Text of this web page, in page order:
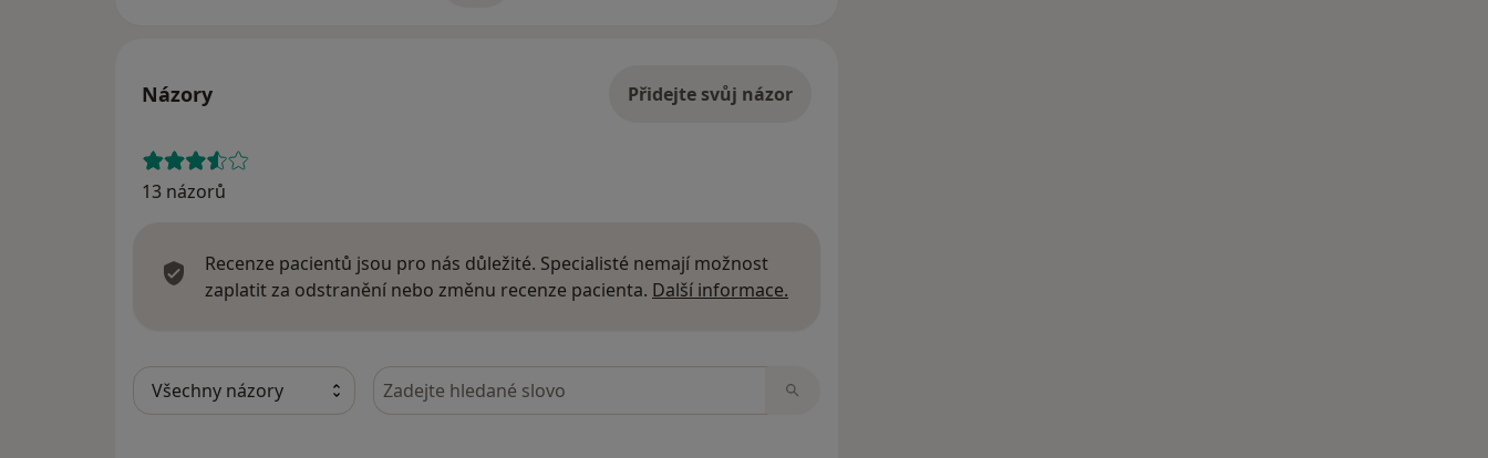
Názory Přidejte svůj názor
13 názorů
Recenze pacientů jsou pro nás důležité. Specialisté nemají možnost
zaplatit za odstranění nebo změnu recenze pacienta. Další informace.
Hledejte v názorech